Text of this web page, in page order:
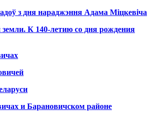
з дня нараджэння Адама Міцкевіча
земли. К 140-летию со дня рождения
и Барановичском районе